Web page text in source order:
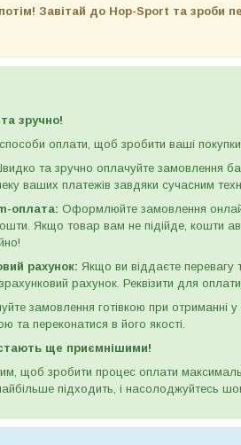
Завітай до Hop-Sport та зроби
зручно!
оплати, щоб зробити ваші
та зручно оплачуйте замовлення
ваших платежів завдяки сучасним
оплата: Оформлюйте замовлення
Якщо товар вам не підійде, кошти
рахунок: Якщо ви віддаєте
рахунок. Реквізити для
замовлення готівкою при отриманні
та переконатися в його якості.
ще приємнішими!
щоб зробити процес оплати
підходить, і насолоджуйтесь